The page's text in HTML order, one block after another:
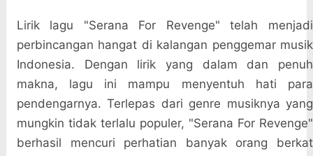
Lirik lagu "Serana For Revenge" telah menjadi
perbincangan hangat di kalangan penggemar musik
Indonesia. Dengan lirik yang dalam dan penuh
makna, lagu ini mampu menyentuh hati para
pendengarnya. Terlepas dari genre musiknya yang
mungkin tidak terlalu populer, "Serana For Revenge"
berhasil mencuri perhatian banyak orang berkat